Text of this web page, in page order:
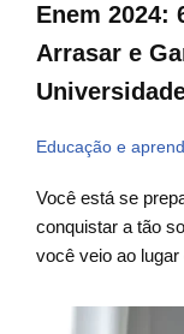
Enem 2024:
Arrasar e
Educação e
Você está se
conquistar a tão
você veio ao